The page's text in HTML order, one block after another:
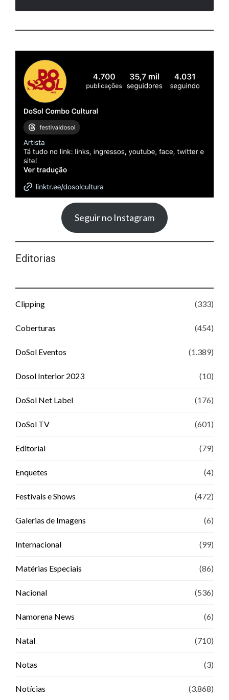
Seguir no Instagram
Editorias
Clipping (333)
Coberturas (454)
DoSol Eventos (1.389)
Dosol Interior 2023 (10)
DoSol Net Label (176)
DoSol TV (601)
Editorial (79)
Enquetes (4)
Festivais e Shows (472)
Galerias de Imagens (6)
Internacional (99)
Matérias Especiais (86)
Nacional (536)
Namorena News (6)
Natal (710)
Notas (3)
Notícias (3.868)